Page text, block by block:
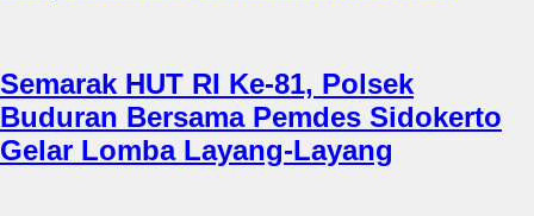
Semarak HUT RI Ke-81, Polsek
Buduran Bersama Pemdes Sidokerto
Gelar Lomba Layang-Layang